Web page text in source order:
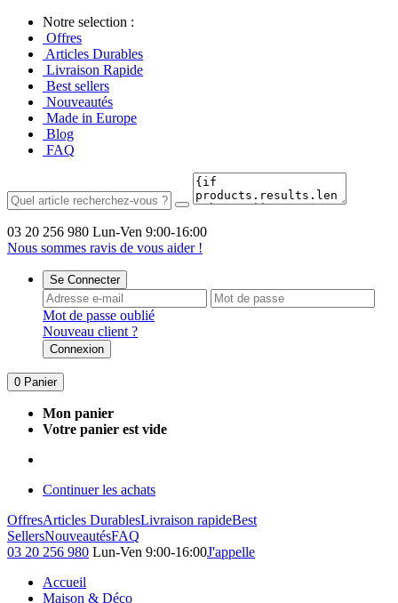
Notre selection :
Offres
Articles Durables
Livraison Rapide
Best sellers
Nouveautés
Made in Europe
Blog
FAQ
03 20 256 980 Lun-Ven 9:00-16:00
Nous sommes ravis de vous aider !
Se Connecter
Mot de passe oublié
Nouveau client ?
Connexion
0 Panier
Mon panier
Votre panier est vide
Continuer les achats
OffresArticles DurablesLivraison rapideBest
SellersNouveautésFAQ
03 20 256 980 Lun-Ven 9:00-16:00J'appelle
Accueil
Maison & Déco